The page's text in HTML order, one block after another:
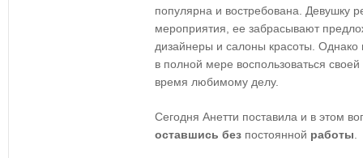
популярна и востребована. Девушку
мероприятия, ее забрасывают
дизайнеры и салоны красоты.
в полной мере воспользоваться
время любимому делу.
Сегодня Анетти поставила и в этом
оставшись без постоянной работы